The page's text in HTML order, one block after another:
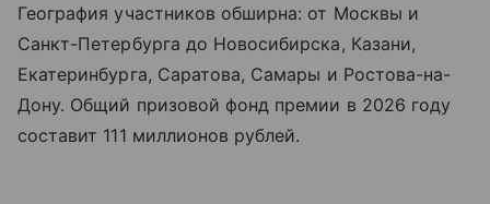
География участников обширна: от Москвы и
Санкт-Петербурга до Новосибирска, Казани,
Екатеринбурга, Саратова, Самары и Ростова-на-
Дону. Общий призовой фонд премии в 2026 году
составит 111 миллионов рублей.